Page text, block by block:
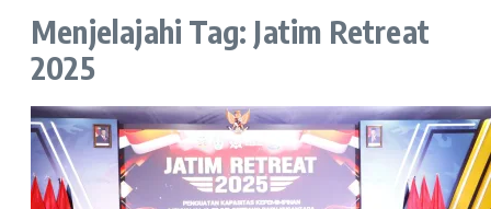
Menjelajahi Tag: Jatim Retreat
2025